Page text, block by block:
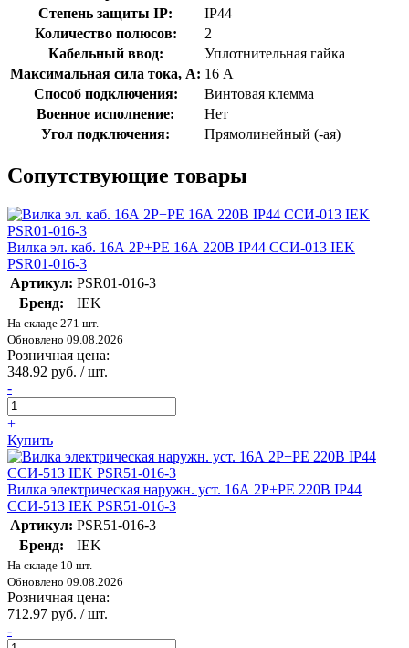
Степень защиты IP:
IP44
Количество полюсов:
2
Кабельный ввод:
Уплотнительная гайка
Максимальная сила тока, А: 16 А
Способ подключения:
Винтовая клемма
Военное исполнение:
Нет
Угол подключения:
Прямолинейный (-ая)
Сопутствующие товары
Вилка эл. каб. 16А 2P+PE 16А 220В IP44 ССИ-013 IEK
PSR01-016-3
Артикул: PSR01-016-3
Бренд:
IEK
На складе 271 шт.
Обновлено 09.08.2026
Розничная цена:
348.92 руб. / шт.
-
+
Купить
Вилка электрическая наружн. уст. 16А 2P+PE 220В IP44
ССИ-513 IEK PSR51-016-3
Артикул: PSR51-016-3
Бренд:
IEK
На складе 10 шт.
Обновлено 09.08.2026
Розничная цена:
712.97 руб. / шт.
-